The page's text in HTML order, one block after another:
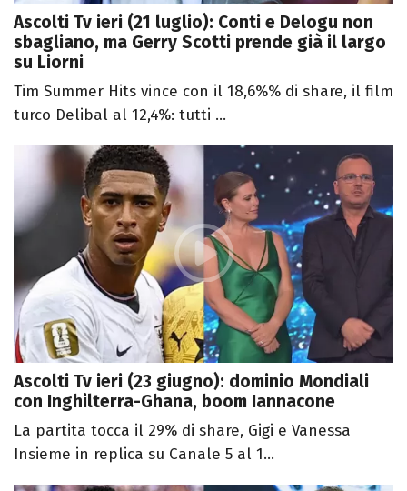
Ascolti Tv ieri (21 luglio): Conti e Delogu non
sbagliano, ma Gerry Scotti prende già il largo
su Liorni
Tim Summer Hits vince con il 18,6%% di share, il film
turco Delibal al 12,4%: tutti ...
Ascolti Tv ieri (23 giugno): dominio Mondiali
con Inghilterra-Ghana, boom Iannacone
La partita tocca il 29% di share, Gigi e Vanessa
Insieme in replica su Canale 5 al 1...